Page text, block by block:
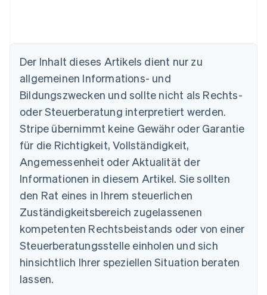
Der Inhalt dieses Artikels dient nur zu
allgemeinen Informations- und
Bildungszwecken und sollte nicht als Rechts-
oder Steuerberatung interpretiert werden.
Stripe übernimmt keine Gewähr oder Garantie
für die Richtigkeit, Vollständigkeit,
Angemessenheit oder Aktualität der
Informationen in diesem Artikel. Sie sollten
den Rat eines in Ihrem steuerlichen
Zuständigkeitsbereich zugelassenen
kompetenten Rechtsbeistands oder von einer
Steuerberatungsstelle einholen und sich
hinsichtlich Ihrer speziellen Situation beraten
lassen.
Australien
English
Nederlands FrançaisDeutschEnglish
Brasilien
English
Bulgarien
English
Dänemark
Deutschland
DeutschEnglish
Estland
English
Festlandchina
简体中文